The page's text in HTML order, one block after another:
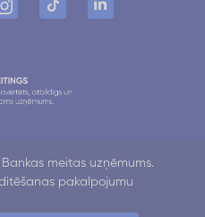
Bankas meitas uzņēmums.
pakalpojumu